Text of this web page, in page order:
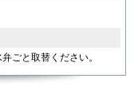
ごと取替ください。